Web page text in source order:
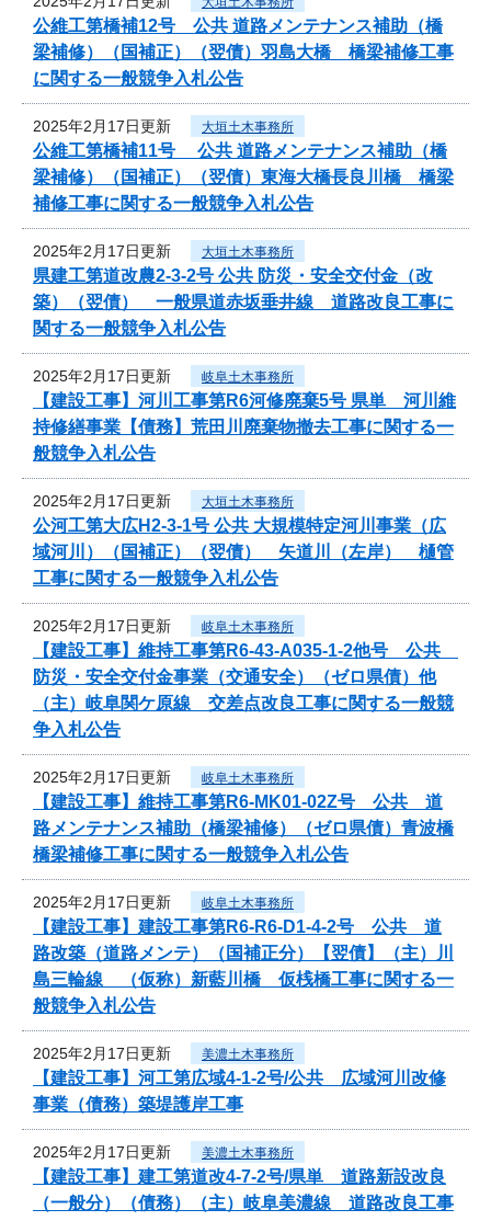
公維工第橋補12号 公共 道路メンテナンス補助（橋
梁補修）（国補正）（翌債）羽島大橋 橋梁補修工事
に関する一般競争入札公告
2025年2月17日更新 大垣土木事務所
公維工第橋補11号 公共 道路メンテナンス補助（橋
梁補修）（国補正）（翌債）東海大橋長良川橋 橋梁
補修工事に関する一般競争入札公告
2025年2月17日更新 大垣土木事務所
県建工第道改農2-3-2号 公共 防災・安全交付金（改
築）（翌債） 一般県道赤坂垂井線 道路改良工事に
関する一般競争入札公告
2025年2月17日更新 岐阜土木事務所
【建設工事】河川工事第R6河修廃棄5号 県単 河川維
持修繕事業【債務】荒田川廃棄物撤去工事に関する一
般競争入札公告
2025年2月17日更新 大垣土木事務所
公河工第大広H2-3-1号 公共 大規模特定河川事業（広
域河川）（国補正）（翌債） 矢道川（左岸） 樋管
工事に関する一般競争入札公告
2025年2月17日更新 岐阜土木事務所
【建設工事】維持工事第R6-43-A035-1-2他号 公共
防災・安全交付金事業（交通安全）（ゼロ県債）他
（主）岐阜関ケ原線 交差点改良工事に関する一般競
争入札公告
2025年2月17日更新 岐阜土木事務所
【建設工事】維持工事第R6-MK01-02Z号 公共 道
路メンテナンス補助（橋梁補修）（ゼロ県債）青波橋
橋梁補修工事に関する一般競争入札公告
2025年2月17日更新 岐阜土木事務所
【建設工事】建設工事第R6-R6-D1-4-2号 公共 道
路改築（道路メンテ）（国補正分）【翌債】（主）川
島三輪線 （仮称）新藍川橋 仮桟橋工事に関する一
般競争入札公告
2025年2月17日更新 美濃土木事務所
【建設工事】河工第広域4-1-2号/公共 広域河川改修
事業（債務）築堤護岸工事
2025年2月17日更新 美濃土木事務所
【建設工事】建工第道改4-7-2号/県単 道路新設改良
（一般分）（債務）（主）岐阜美濃線 道路改良工事